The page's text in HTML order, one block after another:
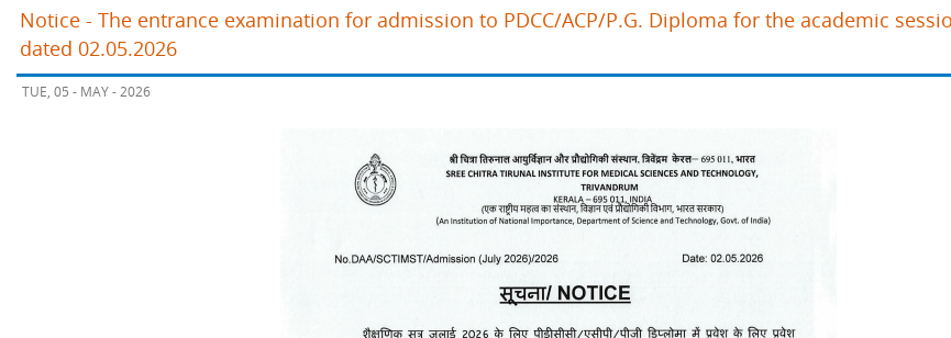
Notice - The entrance examination for admission to PDCC/ACP/P.G. Diploma for the academic
dated 02.05.2026
TUE, 05 - MAY - 2026